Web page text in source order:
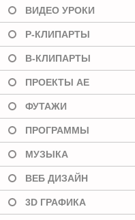
ВИДЕО УРОКИ
Р-КЛИПАРТЫ
В-КЛИПАРТЫ
ПРОЕКТЫ AE
ФУТАЖИ
ПРОГРАММЫ
МУЗЫКА
ВЕБ ДИЗАЙН
3D ГРАФИКА